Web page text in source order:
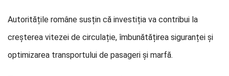
Autoritățile române susțin că investiția va contribui la
creșterea vitezei de circulație, îmbunătățirea siguranței și
optimizarea transportului de pasageri și marfă.